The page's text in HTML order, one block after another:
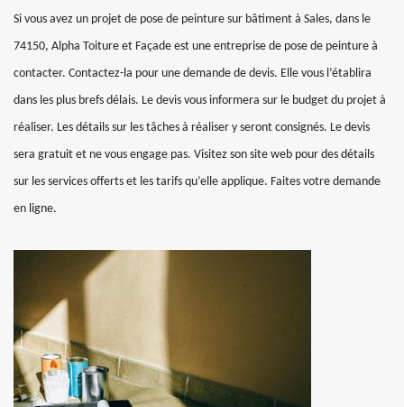
Si vous avez un projet de pose de peinture sur bâtiment à Sales, dans le
74150, Alpha Toiture et Façade est une entreprise de pose de peinture à
contacter. Contactez-la pour une demande de devis. Elle vous l’établira
dans les plus brefs délais. Le devis vous informera sur le budget du projet à
réaliser. Les détails sur les tâches à réaliser y seront consignés. Le devis
sera gratuit et ne vous engage pas. Visitez son site web pour des détails
sur les services offerts et les tarifs qu’elle applique. Faites votre demande
en ligne.